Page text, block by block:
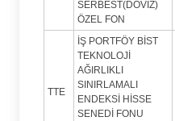
SERBEST(DÖVİZ)
ÖZEL FON
TTE
İŞ PORTFÖY BİST
TEKNOLOJİ
AĞIRLIKLI
SINIRLAMALI
ENDEKSİ HİSSE
SENEDİ FONU